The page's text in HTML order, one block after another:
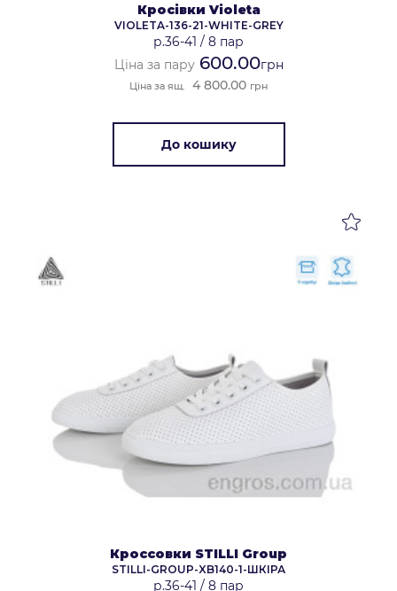
Кросівки Violeta
VIOLETA-136-21-WHITE-GREY
р.36-41 / 8 пар
Ціна за пару600.00грн
Ціна за ящ. 4 800.00 грн
До кошику
Кроссовки STILLI Group
STILLI-GROUP-XB140-1-ШКІРА
р.36-41 / 8 пар